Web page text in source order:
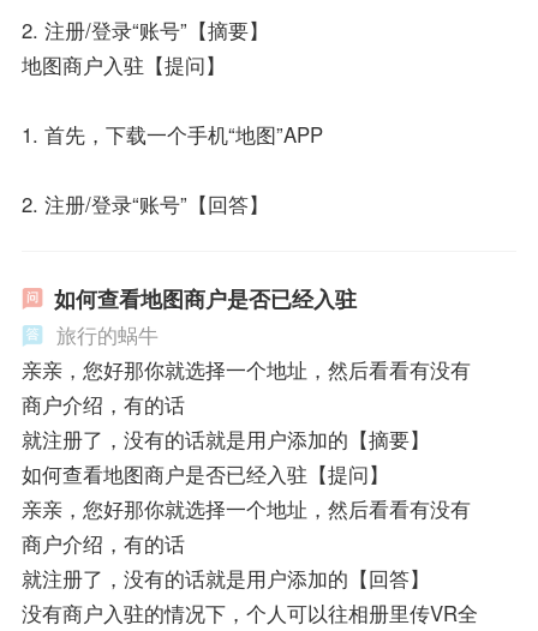
2. 注册/登录“账号”【摘要】
地图商户入驻【提问】
1. 首先，下载一个手机“地图”APP
2. 注册/登录“账号”【回答】
如何查看地图商户是否已经入驻
旅行的蜗牛
亲亲，您好那你就选择一个地址，然后看看有没有
商户介绍，有的话
就注册了，没有的话就是用户添加的【摘要】
如何查看地图商户是否已经入驻【提问】
亲亲，您好那你就选择一个地址，然后看看有没有
商户介绍，有的话
就注册了，没有的话就是用户添加的【回答】
没有商户入驻的情况下，个人可以往相册里传VR全